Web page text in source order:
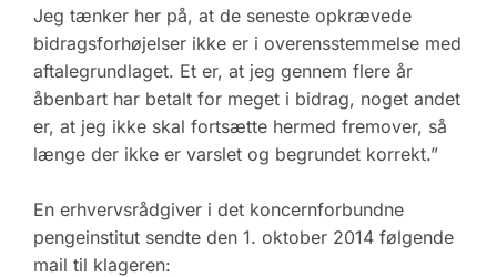
Jeg tænker her på, at de seneste opkrævede
bidragsforhøjelser ikke er i overensstemmelse med
aftalegrundlaget. Et er, at jeg gennem flere år
åbenbart har betalt for meget i bidrag, noget andet
er, at jeg ikke skal fortsætte hermed fremover, så
længe der ikke er varslet og begrundet korrekt.”
En erhvervsrådgiver i det koncernforbundne
pengeinstitut sendte den 1. oktober 2014 følgende
mail til klageren: